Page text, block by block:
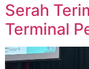
Serah
Terminal